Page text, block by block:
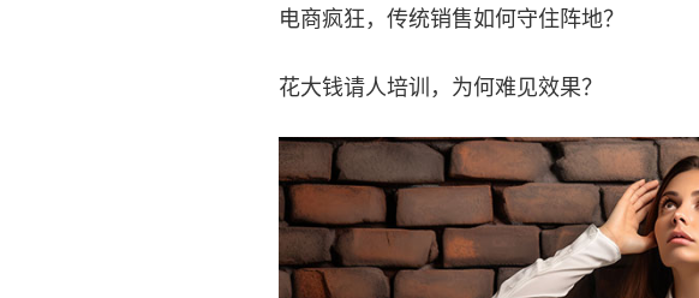
电商疯狂，传统销售如何守住阵地？
花大钱请人培训，为何难见效果？